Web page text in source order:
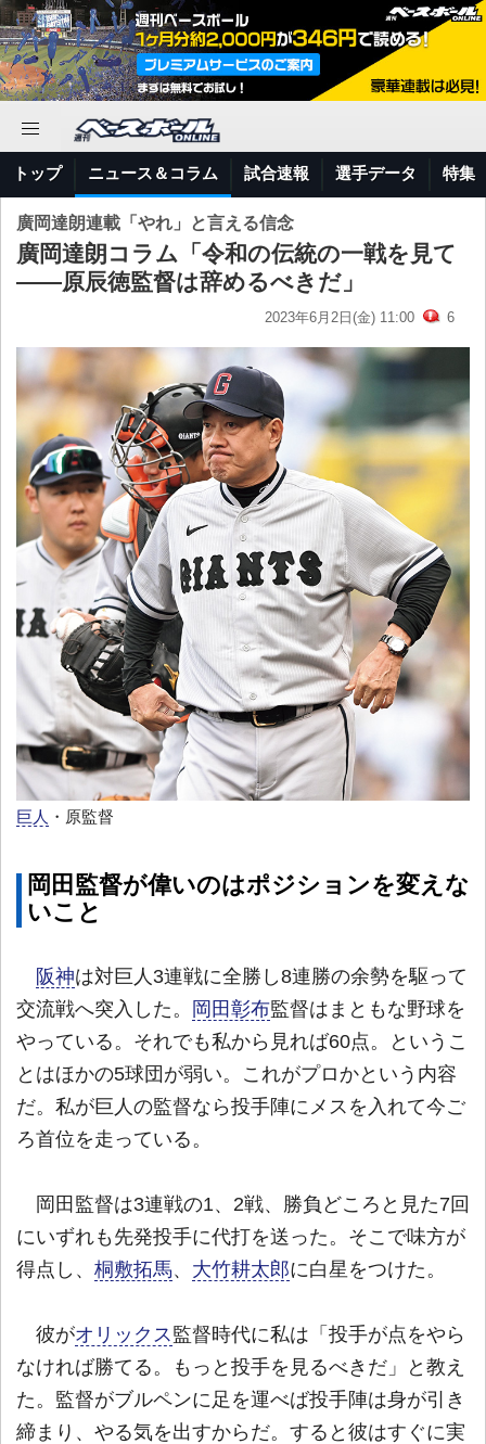
トップ ニュース＆コラム 試合速報 選手データ 特集
廣岡達朗連載「やれ」と言える信念
廣岡達朗コラム「令和の伝統の一戦を見て
――原辰徳監督は辞めるべきだ」
2023年6月2日(金) 11:00 6
巨人 ・原監督
岡田監督が偉いのはポジションを変えな
いこと
阪神は対巨人3連戦に全勝し8連勝の余勢を駆って
交流戦へ突入した。 岡田彰布監督はまともな野球を
やっている。それでも私から見れば60点。というこ
とはほかの5球団が弱い。これがプロかという内容
だ。私が巨人の監督なら投手陣にメスを入れて今ご
ろ首位を走っている。
岡田監督は3連戦の1、2戦、勝負どころと見た7回
にいずれも先発投手に代打を送った。そこで味方が
得点し、 桐敷拓馬、 大竹耕太郎に白星をつけた。
彼がオリックス 監督時代に私は「投手が点をやら
なければ勝てる。もっと投手を見るべきだ」と教え
た。監督がブルペンに足を運べば投手陣は身が引き
締まり、やる気を出すからだ。すると彼はすぐに実